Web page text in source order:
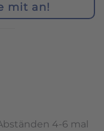
mit an!
4-6 mal